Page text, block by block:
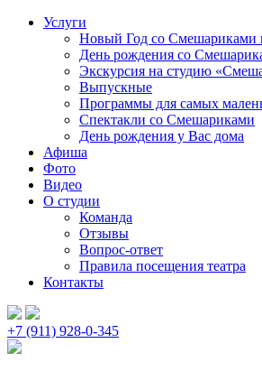
Услуги
Новый Год со
День рождения со
Экскурсия на студию
Выпускные
Программы для самых
Спектакли со Смешариками
День рождения у Вас дома
Афиша
Фото
Видео
О студии
Команда
Отзывы
Вопрос-ответ
Правила посещения театра
Контакты
+7 (911) 928-0-345